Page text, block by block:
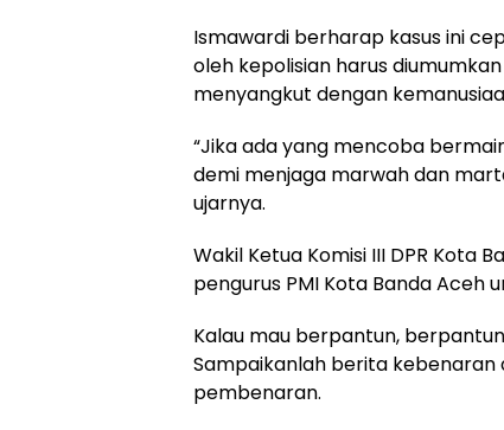
Ismawardi berharap kasus ini
oleh kepolisian harus
menyangkut dengan
“Jika ada yang mencoba
demi menjaga marwah dan
ujarnya.
Wakil Ketua Komisi III DPR Kota
pengurus PMI Kota Banda Aceh
Kalau mau berpantun,
Sampaikanlah berita
pembenaran.